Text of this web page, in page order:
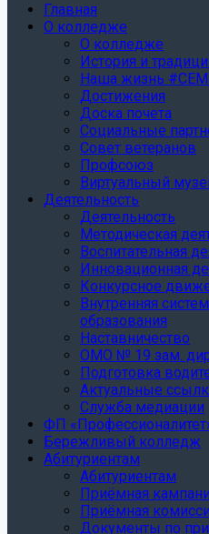
Главная
О колледже
О колледже
История и
Наша жизнь
Достижения
Доска почета
Социальные
Совет ветеранов
Профсоюз
Виртуальный
Деятельность
Деятельность
Методическая
Воспитательная
Инновационная
Конкурсное
Внутренняя
образования
Наставничество
ОМО № 19 зам.
Подготовка
Актуальные
Служба медиации
ФП
Бережливый колледж
Абитуриентам
Абитуриентам
Приёмная
Приёмная
Документы по